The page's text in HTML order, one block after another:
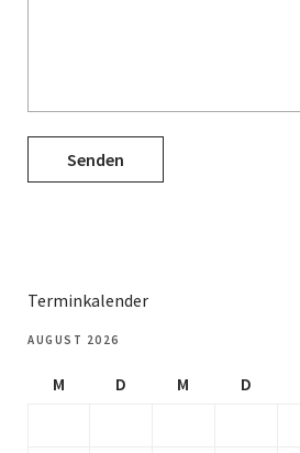
Terminkalender
AUGUST 2026
M D M D